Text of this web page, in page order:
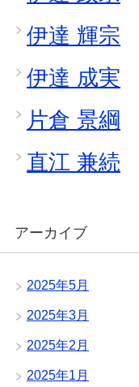
伊達 輝宗
伊達 成実
片倉 景綱
直江 兼続
アーカイブ
2025年5月
2025年3月
2025年2月
2025年1月